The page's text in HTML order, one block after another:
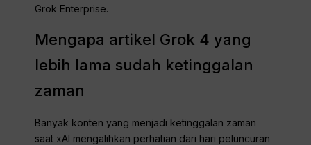
Grok Enterprise.
Mengapa artikel Grok 4 yang
lebih lama sudah ketinggalan
zaman
Banyak konten yang menjadi ketinggalan zaman
saat xAI mengalihkan perhatian dari hari peluncuran